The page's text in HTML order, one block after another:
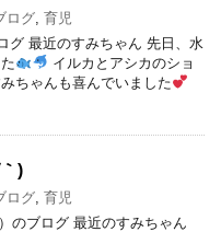
ログ 育児
グ 最近のすみちゃん 先日、水
イルカとアシカのショ
ちゃんも喜んでいました
)
ログ 育児
のブログ 最近のすみちゃん